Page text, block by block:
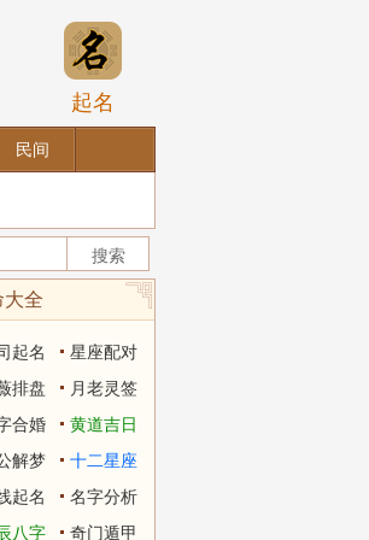
起名
民间
大全
起名
星座配对
排盘
月老灵签
合婚
黄道吉日
解梦
十二星座
起名
名字分析
八字 奇门遁甲